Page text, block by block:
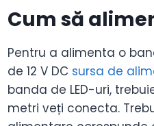
Cum să
Pentru a alimenta o
de 12 V DC sursa de
banda de LED-uri,
metri veți conecta.